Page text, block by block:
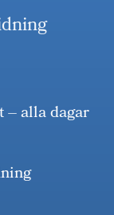
– alla dagar